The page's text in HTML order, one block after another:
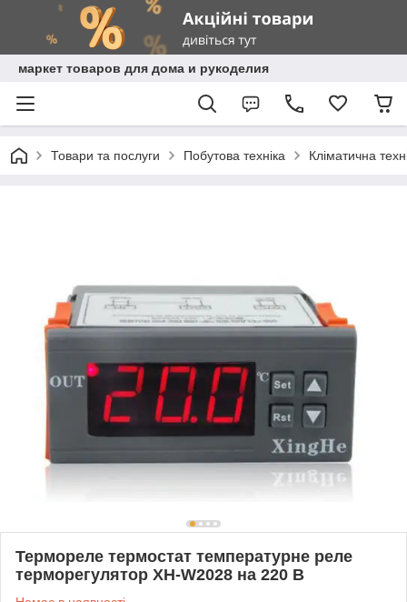
маркет товаров для дома и рукоделия
Товари та послуги Побутова техніка Кліматична
Термореле термостат температурне реле
терморегулятор XH-W2028 на 220 В